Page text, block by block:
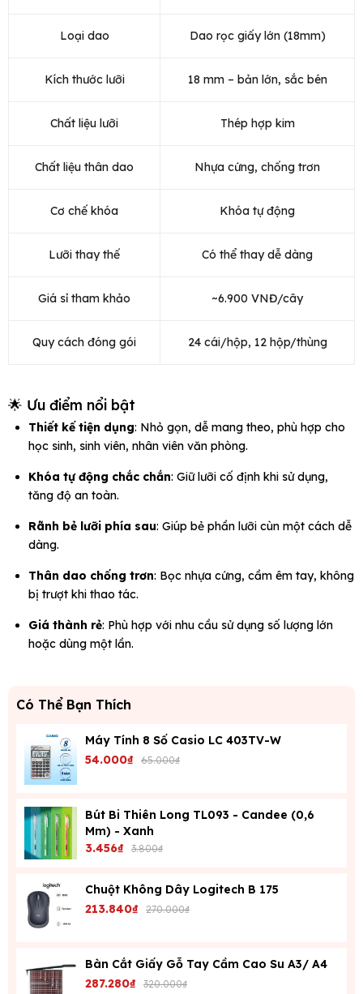
Loại dao Dao rọc giấy lớn (18mm)
Kích thước lưỡi 18 mm – bản lớn, sắc bén
Chất liệu lưỡi Thép hợp kim
Chất liệu thân dao Nhựa cứng, chống trơn
Cơ chế khóa Khóa tự động
Lưỡi thay thế Có thể thay dễ dàng
Giá sỉ tham khảo ~6.900 VNĐ/cây
Quy cách đóng gói 24 cái/hộp, 12 hộp/thùng
🌟 Ưu điểm nổi bật
Thiết kế tiện dụng: Nhỏ gọn, dễ mang theo, phù hợp cho
học sinh, sinh viên, nhân viên văn phòng.
Khóa tự động chắc chắn: Giữ lưỡi cố định khi sử dụng,
tăng độ an toàn.
Rãnh bẻ lưỡi phía sau: Giúp bẻ phần lưỡi cùn một cách dễ
dàng.
Thân dao chống trơn: Bọc nhựa cứng, cầm êm tay, không
bị trượt khi thao tác.
Giá thành rẻ: Phù hợp với nhu cầu sử dụng số lượng lớn
hoặc dùng một lần.
Có Thể Bạn Thích
Máy Tính 8 Số Casio LC 403TV-W
54.000₫ 65.000₫
Bút Bi Thiên Long TL093 - Candee (0,6
Mm) - Xanh
3.456₫ 3.800₫
Chuột Không Dây Logitech B 175
213.840₫ 270.000₫
Bàn Cắt Giấy Gỗ Tay Cầm Cao Su A3/ A4
287.280₫ 320.000₫